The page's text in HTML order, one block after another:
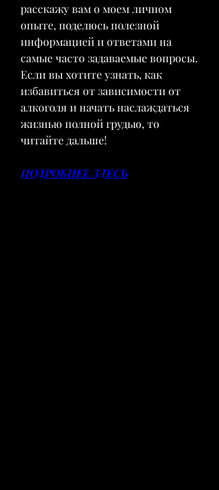
расскажу вам о моем личном
опыте, поделюсь полезной
информацией и ответами на
самые часто задаваемые вопросы.
Если вы хотите узнать, как
избавиться от зависимости от
алкоголя и начать наслаждаться
жизнью полной грудью, то
читайте дальше!
ПОДРОБНЕЕ ЗДЕСЬ